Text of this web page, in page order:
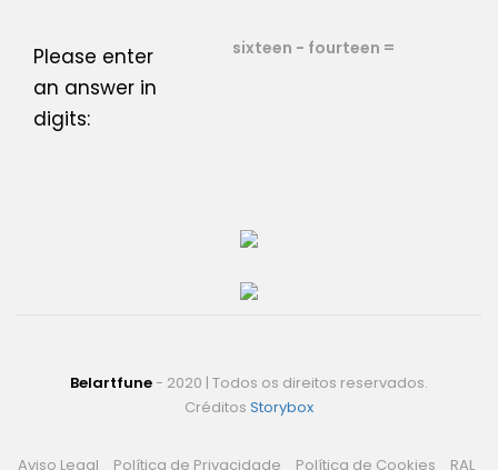
Please enter
an answer in
digits:
sixteen − fourteen =
Belartfune - 2020 | Todos os direitos reservados.
Créditos Storybox
Aviso Legal Política de Privacidade Política de Cookies RAL